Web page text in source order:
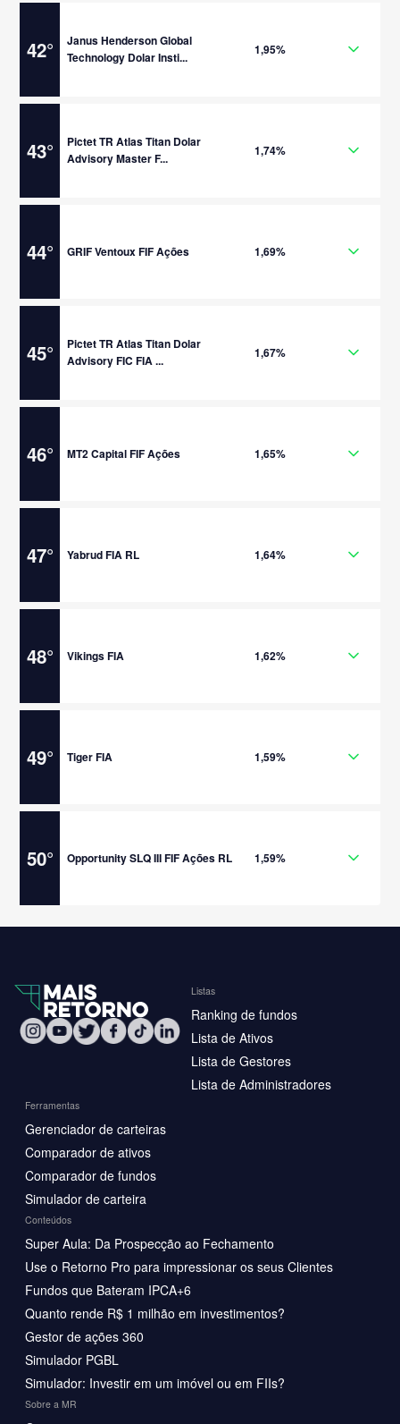
42°
Janus Henderson Global
Technology Dolar Insti...
1,95%
43°
Pictet TR Atlas Titan Dolar
Advisory Master F...
1,74%
44° GRIF Ventoux FIF Ações 1,69%
45°
Pictet TR Atlas Titan Dolar
Advisory FIC FIA ...
1,67%
46° MT2 Capital FIF Ações 1,65%
47° Yabrud FIA RL 1,64%
48° Vikings FIA 1,62%
49° Tiger FIA 1,59%
50° Opportunity SLQ III FIF Ações RL 1,59%
Listas
Ranking de fundos
Lista de Ativos
Lista de Gestores
Lista de Administradores
Ferramentas
Gerenciador de carteiras
Comparador de ativos
Comparador de fundos
Simulador de carteira
Conteúdos
Super Aula: Da Prospecção ao Fechamento
Use o Retorno Pro para impressionar os seus Clientes
Fundos que Bateram IPCA+6
Quanto rende R$ 1 milhão em investimentos?
Gestor de ações 360
Simulador PGBL
Simulador: Investir em um imóvel ou em FIIs?
Sobre a MR